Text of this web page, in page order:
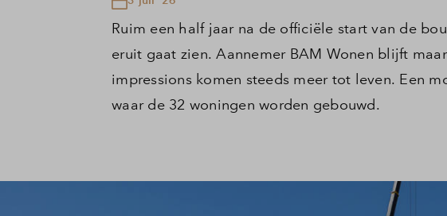
Ruim een half jaar na de officiële start van de
eruit gaat zien. Aannemer BAM Wonen blijft
impressions komen steeds meer tot leven. Een
waar de 32 woningen worden gebouwd.